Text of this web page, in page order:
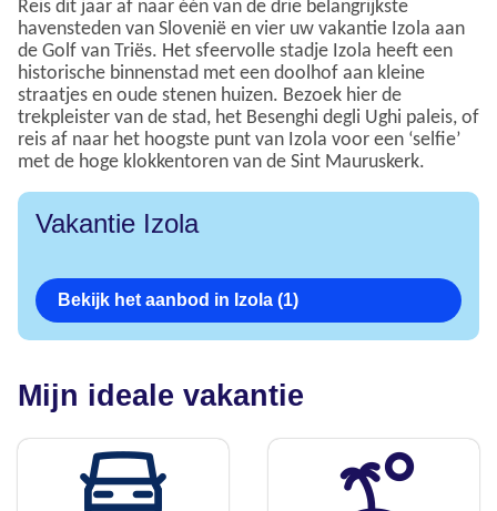
Reis dit jaar af naar één van de drie belangrijkste
havensteden van Slovenië en vier uw vakantie Izola aan
de Golf van Triës. Het sfeervolle stadje Izola heeft een
historische binnenstad met een doolhof aan kleine
straatjes en oude stenen huizen. Bezoek hier de
trekpleister van de stad, het Besenghi degli Ughi paleis, of
reis af naar het hoogste punt van Izola voor een ‘selfie’
met de hoge klokkentoren van de Sint Mauruskerk.
Vakantie Izola
Bekijk het aanbod in Izola (1)
Mijn ideale vakantie